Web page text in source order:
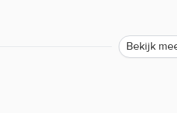
soms weinig of geen
tegenwoordig, door strenge EU-
Bekijk